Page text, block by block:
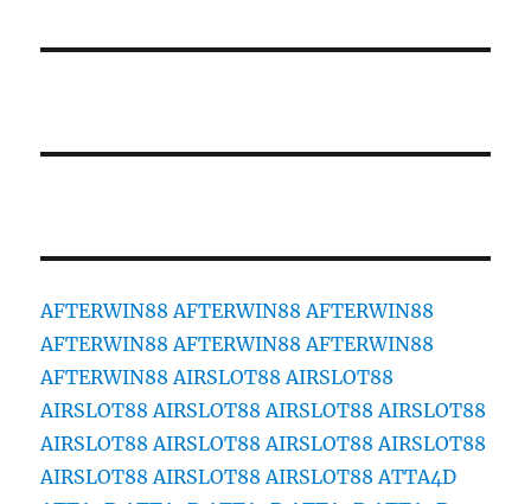
AFTERWIN88 AFTERWIN88 AFTERWIN88
AFTERWIN88 AFTERWIN88 AFTERWIN88
AFTERWIN88 AIRSLOT88 AIRSLOT88
AIRSLOT88 AIRSLOT88 AIRSLOT88 AIRSLOT88
AIRSLOT88 AIRSLOT88 AIRSLOT88 AIRSLOT88
AIRSLOT88 AIRSLOT88 AIRSLOT88 ATTA4D